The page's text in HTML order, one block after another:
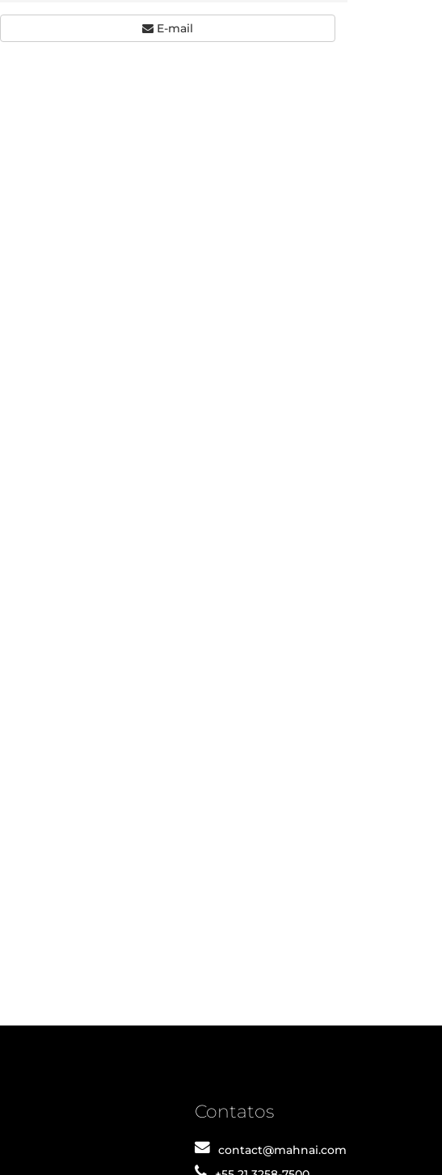
E-mail
Contatos
contact@mahnai.com